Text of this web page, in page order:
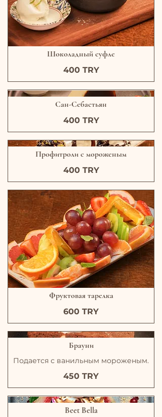
Шоколадный суфле
400 TRY
Сан-Себастьян
400 TRY
Профитроли с мороженым
400 TRY
Фруктовая тарелка
600 TRY
Брауни
Подается с ванильным мороженым.
450 TRY
Beet Bella